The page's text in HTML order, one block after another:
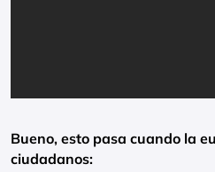
Bueno, esto pasa cuando la
ciudadanos: